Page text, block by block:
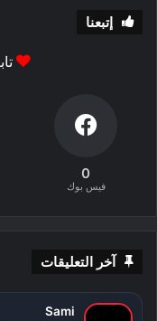
إتبعنا
0
فيس بوك
آخر التعليقات
Sami